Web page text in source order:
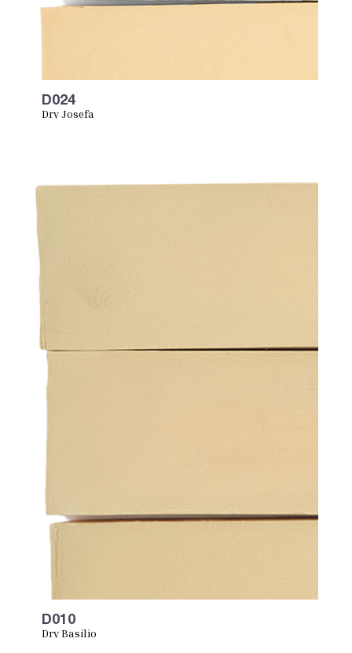
D024
Dry Josefa
D010
Dry Basilio